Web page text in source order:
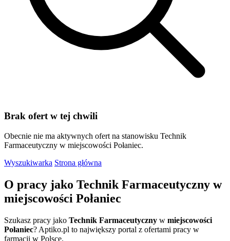
Brak ofert w tej chwili
Obecnie nie ma aktywnych ofert na stanowisku Technik
Farmaceutyczny w miejscowości Połaniec.
Wyszukiwarka Strona główna
O pracy jako Technik Farmaceutyczny w
miejscowości Połaniec
Szukasz pracy jako Technik Farmaceutyczny w miejscowości
Połaniec? Aptiko.pl to największy portal z ofertami pracy w
farmacji w Polsce.